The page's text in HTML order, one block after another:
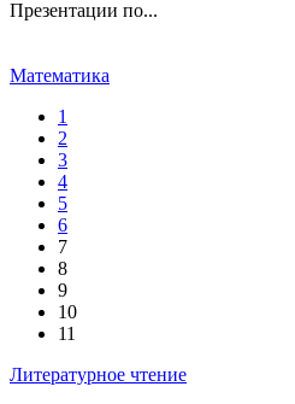
Презентации по...
Математика
1
2
3
4
5
6
7
8
9
10
11
Литературное чтение